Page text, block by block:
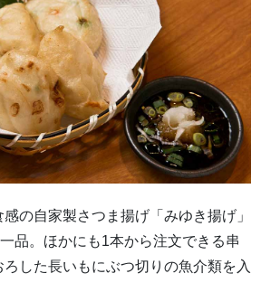
の自家製さつま揚げ「みゆき揚げ」
品。ほかにも1本から注文できる串
した長いもにぶつ切りの魚介類を入